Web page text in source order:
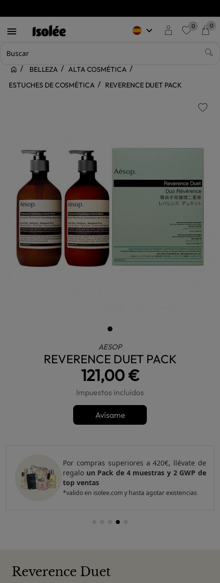
 keyboard_arrow_down 0 0
BELLEZA
ALTA COSMÉTICA
ESTUCHES DE COSMÉTICA
REVERENCE DUET PACK
AESOP
REVERENCE DUET PACK
121,00 €
Impuestos incluidos
Avísame
Por compras superiores a 420€, llévate de
regalo un Pack de 4 muestras y 2 GWP de
top ventas
*valido en isolee.com y hasta agotar existencias
Reverence Duet